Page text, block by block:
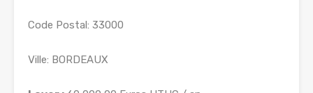
Code Postal: 33000
Ville: BORDEAUX